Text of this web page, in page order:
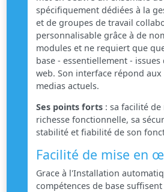
spécifiquement dédiées à la
et de groupes de travail
personnalisable grâce à de
modules et ne requiert que
base - essentiellement -
web. Son interface répond
medias actuels.
Ses points forts : sa facilité
richesse fonctionnelle, sa
stabilité et fiabilité de son
Facilité de mise en
Grace à l'Installation
compétences de base suffisent